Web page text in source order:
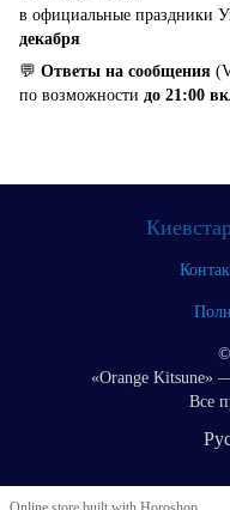
в официальные праздники
декабря
💬 Ответы на сообщения
по возможности до 21:00
«Orange Kitsune»
Все